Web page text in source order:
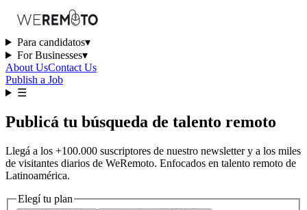
Para candidatos▾
For Businesses▾
About UsContact Us
Publish a Job
☰
Publicá tu búsqueda de talento remoto
Llegá a los +100.000 suscriptores de nuestro newsletter y a los miles
de visitantes diarios de WeRemoto. Enfocados en talento remoto de
Latinoamérica.
Elegí tu plan